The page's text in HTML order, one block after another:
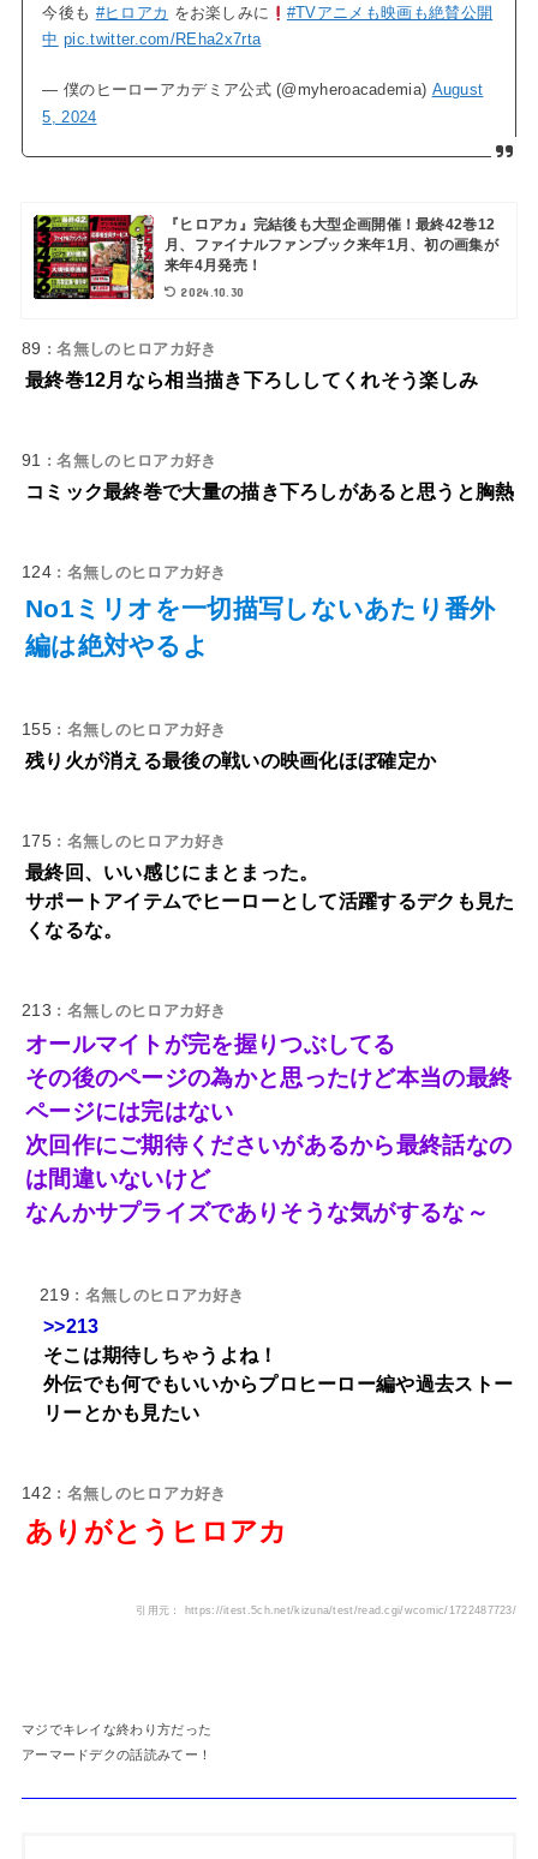
今後も #ヒロアカ をお楽しみに
#TVアニメも映画も絶賛公開
中 pic.twitter.com/REha2x7rta
— 僕のヒーローアカデミア公式 (@myheroacademia) August
5, 2024
『ヒロアカ』完結後も大型企画開催！最終42巻12
月、ファイナルファンブック来年1月、初の画集が
来年4月発売！
2024.10.30
89 : 名無しのヒロアカ好き
最終巻12月なら相当描き下ろししてくれそう楽しみ
91 : 名無しのヒロアカ好き
コミック最終巻で大量の描き下ろしがあると思うと胸熱
124 : 名無しのヒロアカ好き
No1ミリオを一切描写しないあたり番外
編は絶対やるよ
155 : 名無しのヒロアカ好き
残り火が消える最後の戦いの映画化ほぼ確定か
175 : 名無しのヒロアカ好き
最終回、いい感じにまとまった。
サポートアイテムでヒーローとして活躍するデクも見た
くなるな。
213 : 名無しのヒロアカ好き
オールマイトが完を握りつぶしてる
その後のページの為かと思ったけど本当の最終
ページには完はない
次回作にご期待くださいがあるから最終話なの
は間違いないけど
なんかサプライズでありそうな気がするな～
219 : 名無しのヒロアカ好き
>>213
そこは期待しちゃうよね！
外伝でも何でもいいからプロヒーロー編や過去ストー
リーとかも見たい
142 : 名無しのヒロアカ好き
ありがとうヒロアカ
引用元： https://itest.5ch.net/kizuna/test/read.cgi/wcomic/1722487723/
マジでキレイな終わり方だった
アーマードデクの話読みてー！